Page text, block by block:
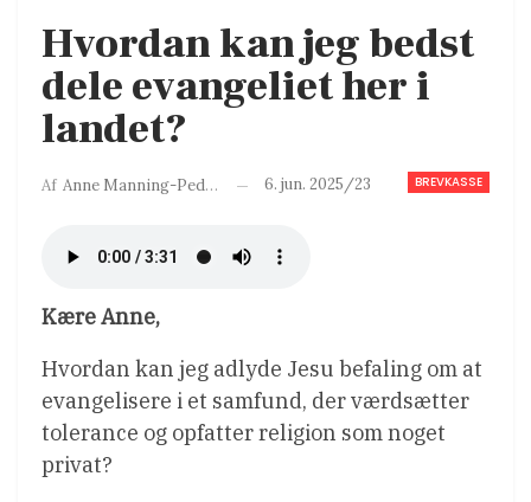
Hvordan kan jeg bedst
dele evangeliet her i
landet?
BREVKASSE
Af Anne Manning-Pedersen 6. jun. 2025/23
Kære Anne,
Hvordan kan jeg adlyde Jesu befaling om at
evangelisere i et samfund, der værdsætter
tolerance og opfatter religion som noget
privat?